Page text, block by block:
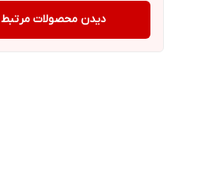
دیدن محصولات مرتبط